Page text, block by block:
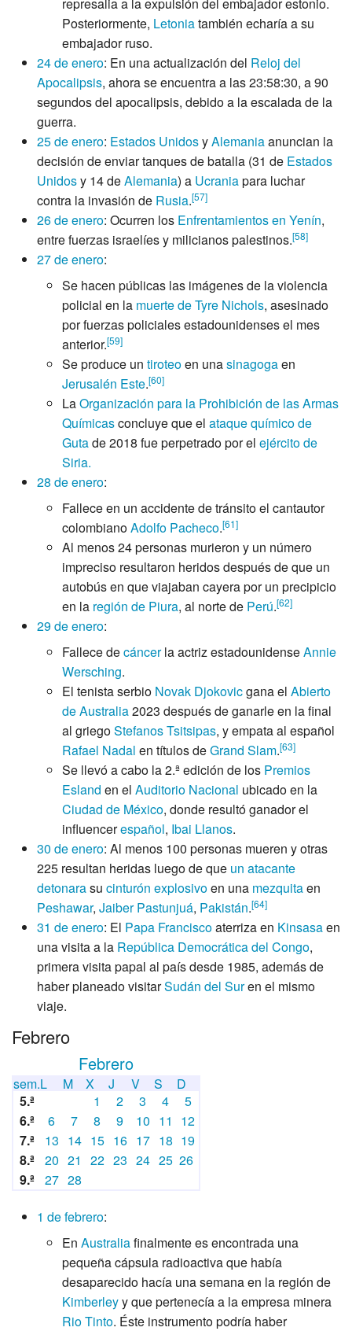
Posteriormente, Letoniatambién echaría a su
embajador ruso.
24 de enero: En una actualización del Reloj del
Apocalipsis, ahora se encuentra a las 23:58:30, a 90
segundos del apocalipsis, debido a la escalada de la
guerra.
25 de enero: Estados UnidosyAlemaniaanuncian la
decisión de enviar tanques de batalla (31 de Estados
Unidosy 14 deAlemania) a Ucraniapara luchar
contra la invasión de Rusia.[57]
26 de enero: Ocurren los Enfrentamientos en Yenín,
entre fuerzas israelíes y milicianos palestinos.[58]
27 de enero:
Se hacen públicas las imágenes de la violencia
policial en la muerte de Tyre Nichols, asesinado
por fuerzas policiales estadounidenses el mes
anterior.[59]
Se produce un tiroteoen unasinagogaen
Jerusalén Este.[60]
LaOrganización para la Prohibición de las Armas
Químicasconcluye que el ataque químico de
Gutade 2018 fue perpetrado por el ejército de
Siria.
28 de enero:
Fallece en un accidente de tránsito el cantautor
colombianoAdolfo Pacheco.[61]
Al menos 24 personas murieron y un número
impreciso resultaron heridos después de que un
autobús en que viajaban cayera por un precipicio
en la región de Piura, al norte de Perú.[62]
29 de enero:
Fallece decáncerla actriz estadounidenseAnnie
Wersching.
El tenista serbio Novak Djokovicgana el Abierto
de Australia2023 después de ganarle en la final
al griegoStefanos Tsitsipas, y empata al español
Rafael Nadal en títulos deGrand Slam.[63]
Se llevó a cabo la 2.ª edición de los Premios
Esland en el Auditorio Nacional ubicado en la
Ciudad de México, donde resultó ganador el
influencerespañol, Ibai Llanos.
30 de enero: Al menos 100 personas mueren y otras
225 resultan heridas luego de que un atacante
detonarasu cinturón explosivoen una mezquitaen
Peshawar, Jaiber Pastunjuá, Pakistán.[64]
31 de enero: El Papa Franciscoaterriza en Kinsasaen
una visita a la República Democrática del Congo,
primera visita papal al país desde 1985, además de
haber planeado visitarSudán del Suren el mismo
viaje.
Febrero
Febrero
sem.L M X J V S
D
5.ª
1 2 3 4
5
6.ª
6 7 8 9 10 11
12
7.ª
13 14 15 16 17 18 19
8.ª 20 21 22 23 24 25 26
9.ª 27 28
1 de febrero:
En Australiafinalmente es encontrada una
pequeña cápsula radioactiva que había
desaparecido hacía una semana en la región de
Kimberleyy que pertenecía a la empresa minera
Rio Tinto. Éste instrumento podría haber